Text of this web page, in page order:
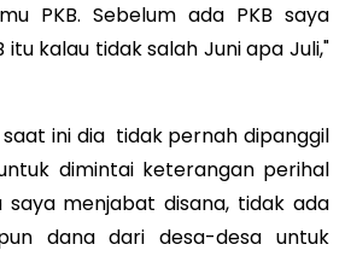
PKB. Sebelum ada PKB saya
itu kalau tidak salah Juni apa Juli,"
saat ini dia tidak pernah dipanggil
dimintai keterangan perihal
saya menjabat disana, tidak ada
dana dari desa-desa untuk